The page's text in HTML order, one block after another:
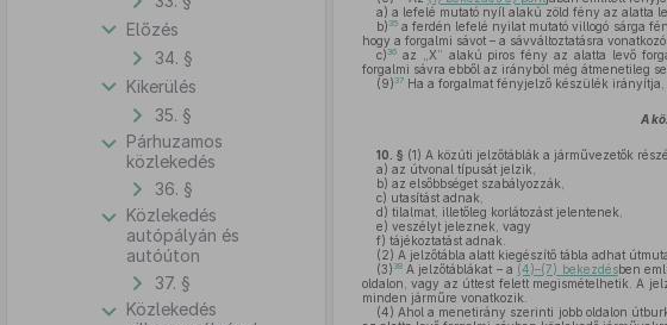
Előzés
34. §
Kikerülés
35. §
Párhuzamos
közlekedés
36. §
Közlekedés
autópályán és
autóúton
37. §
Közlekedés
a) a lefelé mutató nyíl alakú zöld fény az alatta
b) 35a ferdén lefelé nyilat mutató villogó sárga
hogy a forgalmi sávot – a sávváltoztatásra
c) 36az „X” alakú piros fény az alatta levő
forgalmi sávra ebből az irányból még átmenetileg
(9) 37Ha a forgalmat fényjelző készülék irányítja,
A
10. § (1) A közúti jelzőtáblák a járművezetők
a) az útvonal típusát jelzik,
b) az elsőbbséget szabályozzák,
c) utasítást adnak,
d) tilalmat, illetőleg korlátozást jelentenek,
e) veszélyt jeleznek, vagy
f) tájékoztatást adnak.
(2) A jelzőtábla alatt kiegészítő tábla adhat
(3) 38A jelzőtáblákat – a (4)–(7) bekezdésben
oldalon, vagy az úttest felett megismételhetik. A
minden járműre vonatkozik.
(4) Ahol a menetirány szerinti jobb oldalon